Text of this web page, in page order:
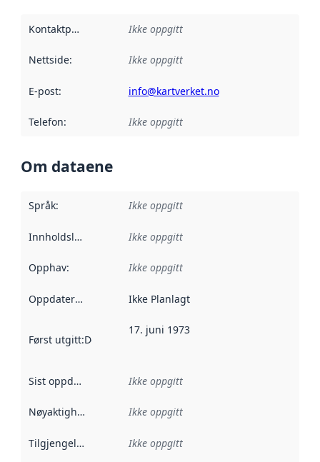
Kontaktpunkt Ikke oppgitt
Nettside: Ikke oppgitt
E-post: info@kartverket.no
Telefon: Ikke oppgitt
Om dataene
Språk: Ikke oppgitt
Innholdsleverandører :
Ikke oppgitt
Opphav: Ikke oppgitt
Oppdateringsfrekvens :
Ikke Planlagt
Først utgitt:Denne datoen sier når dataene i dette
17. juni 1973
Sist oppdatert Ikke oppgitt
Nøyaktighet Ikke oppgitt
Tilgjengelighet Ikke oppgitt